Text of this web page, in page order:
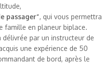
passager”, qui vous permettra
famille en planeur biplace.
par un instructeur de
une expérience de 50
de bord, après le